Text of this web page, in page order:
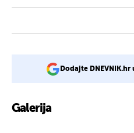
Dodajte
Galerija